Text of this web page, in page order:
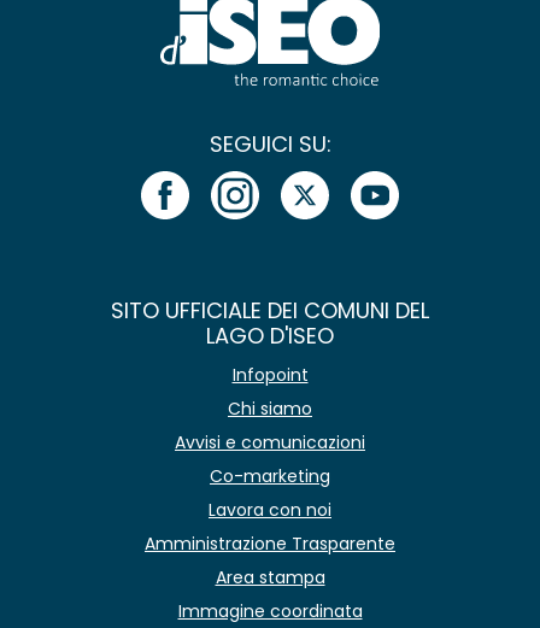
SEGUICI SU:
SITO UFFICIALE DEI COMUNI DEL
LAGO D'ISEO
Infopoint
Chi siamo
Avvisi e comunicazioni
Co-marketing
Lavora con noi
Amministrazione Trasparente
Area stampa
Immagine coordinata